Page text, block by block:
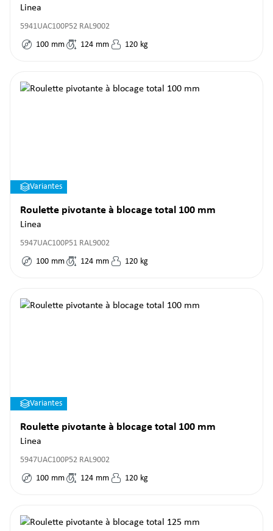
Linea
5941UAC100P52 RAL9002
100 mm 124 mm 120 kg
Variantes
Roulette pivotante à blocage total 100 mm
Linea
5947UAC100P51 RAL9002
100 mm 124 mm 120 kg
Variantes
Roulette pivotante à blocage total 100 mm
Linea
5947UAC100P52 RAL9002
100 mm 124 mm 120 kg